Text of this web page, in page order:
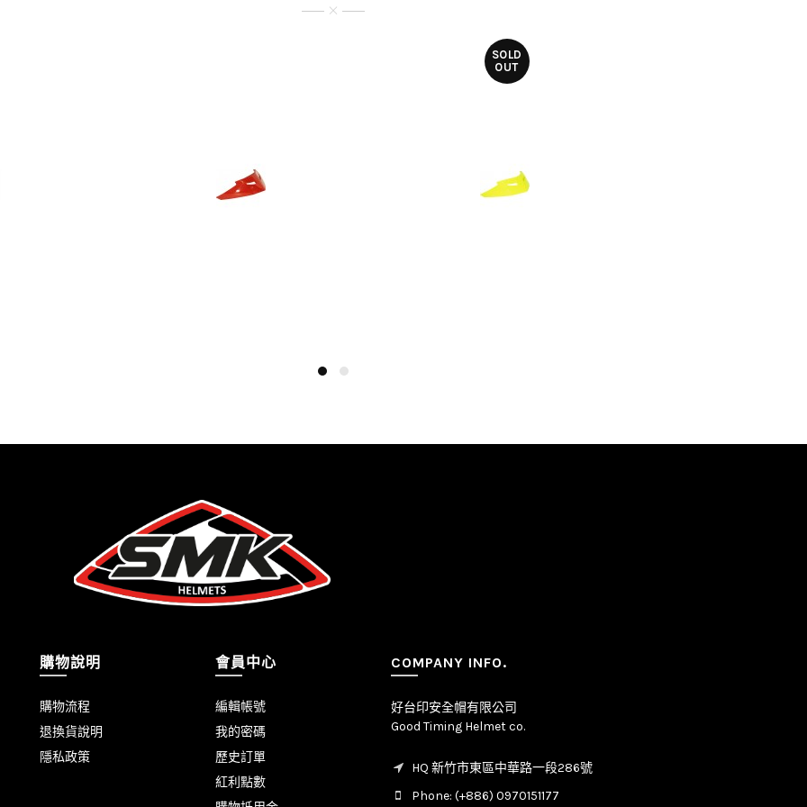
SOLD
OUT
購物說明
購物流程
退換貨說明
隱私政策
會員中心
編輯帳號
我的密碼
歷史訂單
紅利點數
COMPANY INFO.
好台印安全帽有限公司
Good Timing Helmet co.
HQ 新竹市東區中華路一段286號
Phone: (+886) 0970151177